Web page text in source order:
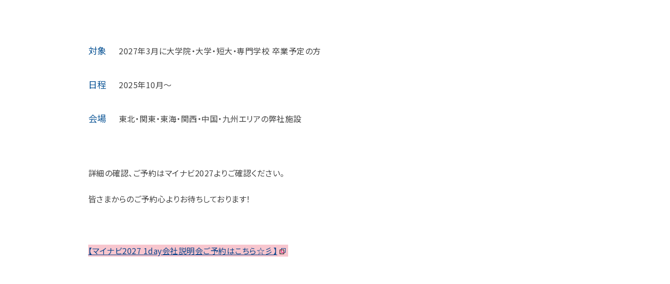
対象 2027年3月に大学院・大学・短大・専門学校 卒業予定の方
日程 2025年10月～
会場 東北・関東・東海・関西・中国・九州エリアの弊社施設
詳細の確認、ご予約はマイナビ2027よりご確認ください。
皆さまからのご予約心よりお待ちしております！
【マイナビ2027 1day会社説明会ご予約はこちら☆彡】